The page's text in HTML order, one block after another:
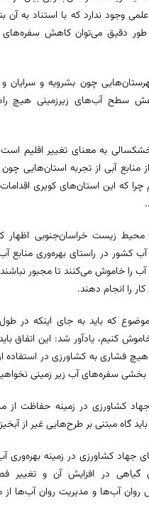
وجود ندارد که با استناد به آن
طور دقیق می‌توان کاهش سفره‌های
چون بشرویه و
سطح آب‌های زیرزمینی هیچ
به معنای تغییر اقلیم است،
منابع آبی از تجربه استان‌هایی
چرا که این استان‌های کویری
زیست خراسان‌جنوبی اظهار
کشور در راستای بهره‌وری منابع
چاه‌های آب را خاموش می‌کنند تا مجبور
را انجام دهند.
موضوع که باید به جای اینکه در
کنیم، یادآور شد: این اتفاق
فشاری به کشاورزی در استفاده از
سفره‌های آب زیر زمینی
کشاورزی در زمینه حفاظت از
گاه مبتنی بر طرح‌هایی غیر از
جهاد کشاورزی در زمینه بهره‌وری
در افزایش آن و تغییر
روان آب‌ها و مدیریت روان آب‌ها